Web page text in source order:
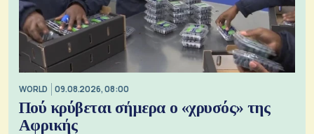
WORLD 09.08.2026, 08:00
Πού κρύβεται σήμερα ο «χρυσός» της
Αφρικής